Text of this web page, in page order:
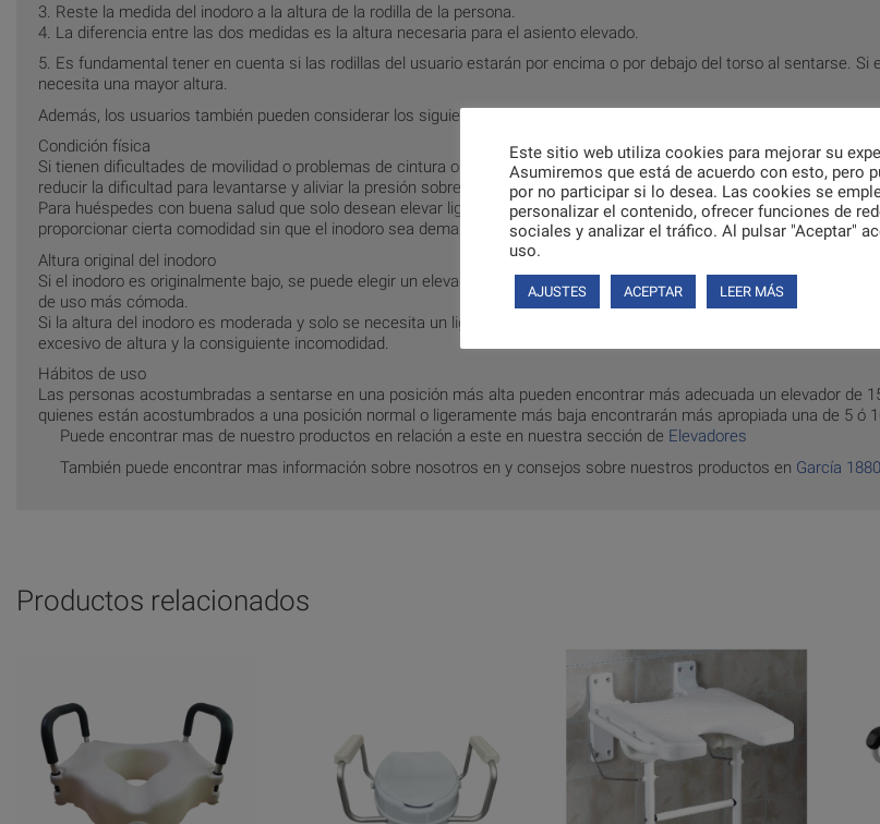
3. Reste la medida del inodoro a la altura de la rodilla de la persona.
4. La diferencia entre las dos medidas es la altura necesaria para el asiento elevado.
5. Es fundamental tener en cuenta si las rodillas del usuario estarán por encima o por debajo del torso al sentarse. Si
necesita una mayor altura.
Además, los usuarios también pueden considerar los siguientes aspectos:
Condición física
Si tienen dificultades de movilidad o problemas de cintura o piernas, generalmente se recomienda elegir un elevador
reducir la dificultad para levantarse y aliviar la presión sobre el cuerpo.
Para huéspedes con buena salud que solo desean elevar ligeramente la altura del inodoro, 5 ó 10 cm pueden ser
proporcionar cierta comodidad sin que el inodoro sea demasiado alto ni afecte la comodidad de uso.
Altura original del inodoro
Si el inodoro es originalmente bajo, se puede elegir un elevador de 10 ó 15 cm para aumentar significativamente la
de uso más cómoda.
Si la altura del inodoro es moderada y solo se necesita un ligero ajuste, un elevador de 5 cm puede ser más
excesivo de altura y la consiguiente incomodidad.
Hábitos de uso
Las personas acostumbradas a sentarse en una posición más alta pueden encontrar más adecuada un elevador de
quienes están acostumbrados a una posición normal o ligeramente más baja encontrarán más apropiada una de 5 ó
Puede encontrar mas de nuestro productos en relación a este en nuestra sección de Elevadores
También puede encontrar mas información sobre nosotros en y consejos sobre nuestros productos en García 1880
Productos relacionados
Este sitio web utiliza cookies para mejorar su
Asumiremos que está de acuerdo con esto, pero
por no participar si lo desea. Las cookies se
personalizar el contenido, ofrecer funciones de
sociales y analizar el tráfico. Al pulsar "Aceptar"
uso.
AJUSTES ACEPTAR LEER MÁS